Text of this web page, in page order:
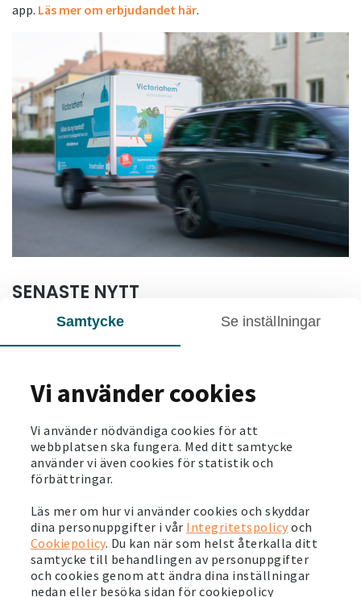
Samtycke Se inställningar
Vi använder cookies
Vi använder nödvändiga cookies för att
webbplatsen ska fungera. Med ditt samtycke
använder vi även cookies för statistik och
förbättringar.
Läs mer om hur vi använder cookies och skyddar
dina personuppgifter i vår Integritetspolicy och
Cookiepolicy. Du kan när som helst återkalla ditt
samtycke till behandlingen av personuppgifter
och cookies genom att ändra dina inställningar
nedan eller besöka sidan för cookiepolicy
app. Läs mer om erbjudandet här.
SENASTE NYTT
Läs mer
2026-06-03
Så här ser vi på hållbarhet. Läs vår
hållbarhetsberättelse
2026-05-28
Svensk pensionsfond investerar en miljard för
stärkta boendemiljöer